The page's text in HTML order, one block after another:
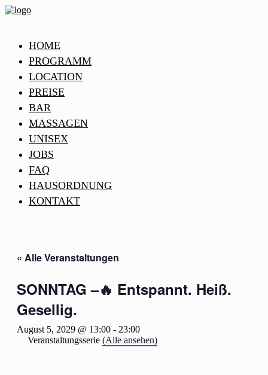
HOME
PROGRAMM
LOCATION
PREISE
BAR
MASSAGEN
UNISEX
JOBS
FAQ
HAUSORDNUNG
KONTAKT
« Alle Veranstaltungen
SONNTAG –🔥 Entspannt. Heiß.
Gesellig.
August 5, 2029 @ 13:00 - 23:00
Veranstaltungsserie (Alle ansehen)